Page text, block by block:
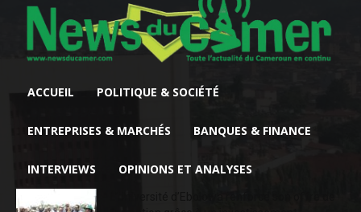
ACCUEIL POLITIQUE & SOCIÉTÉ
ENTREPRISES & MARCHÉS BANQUES & FINANCE
INTERVIEWS OPINIONS ET ANALYSES